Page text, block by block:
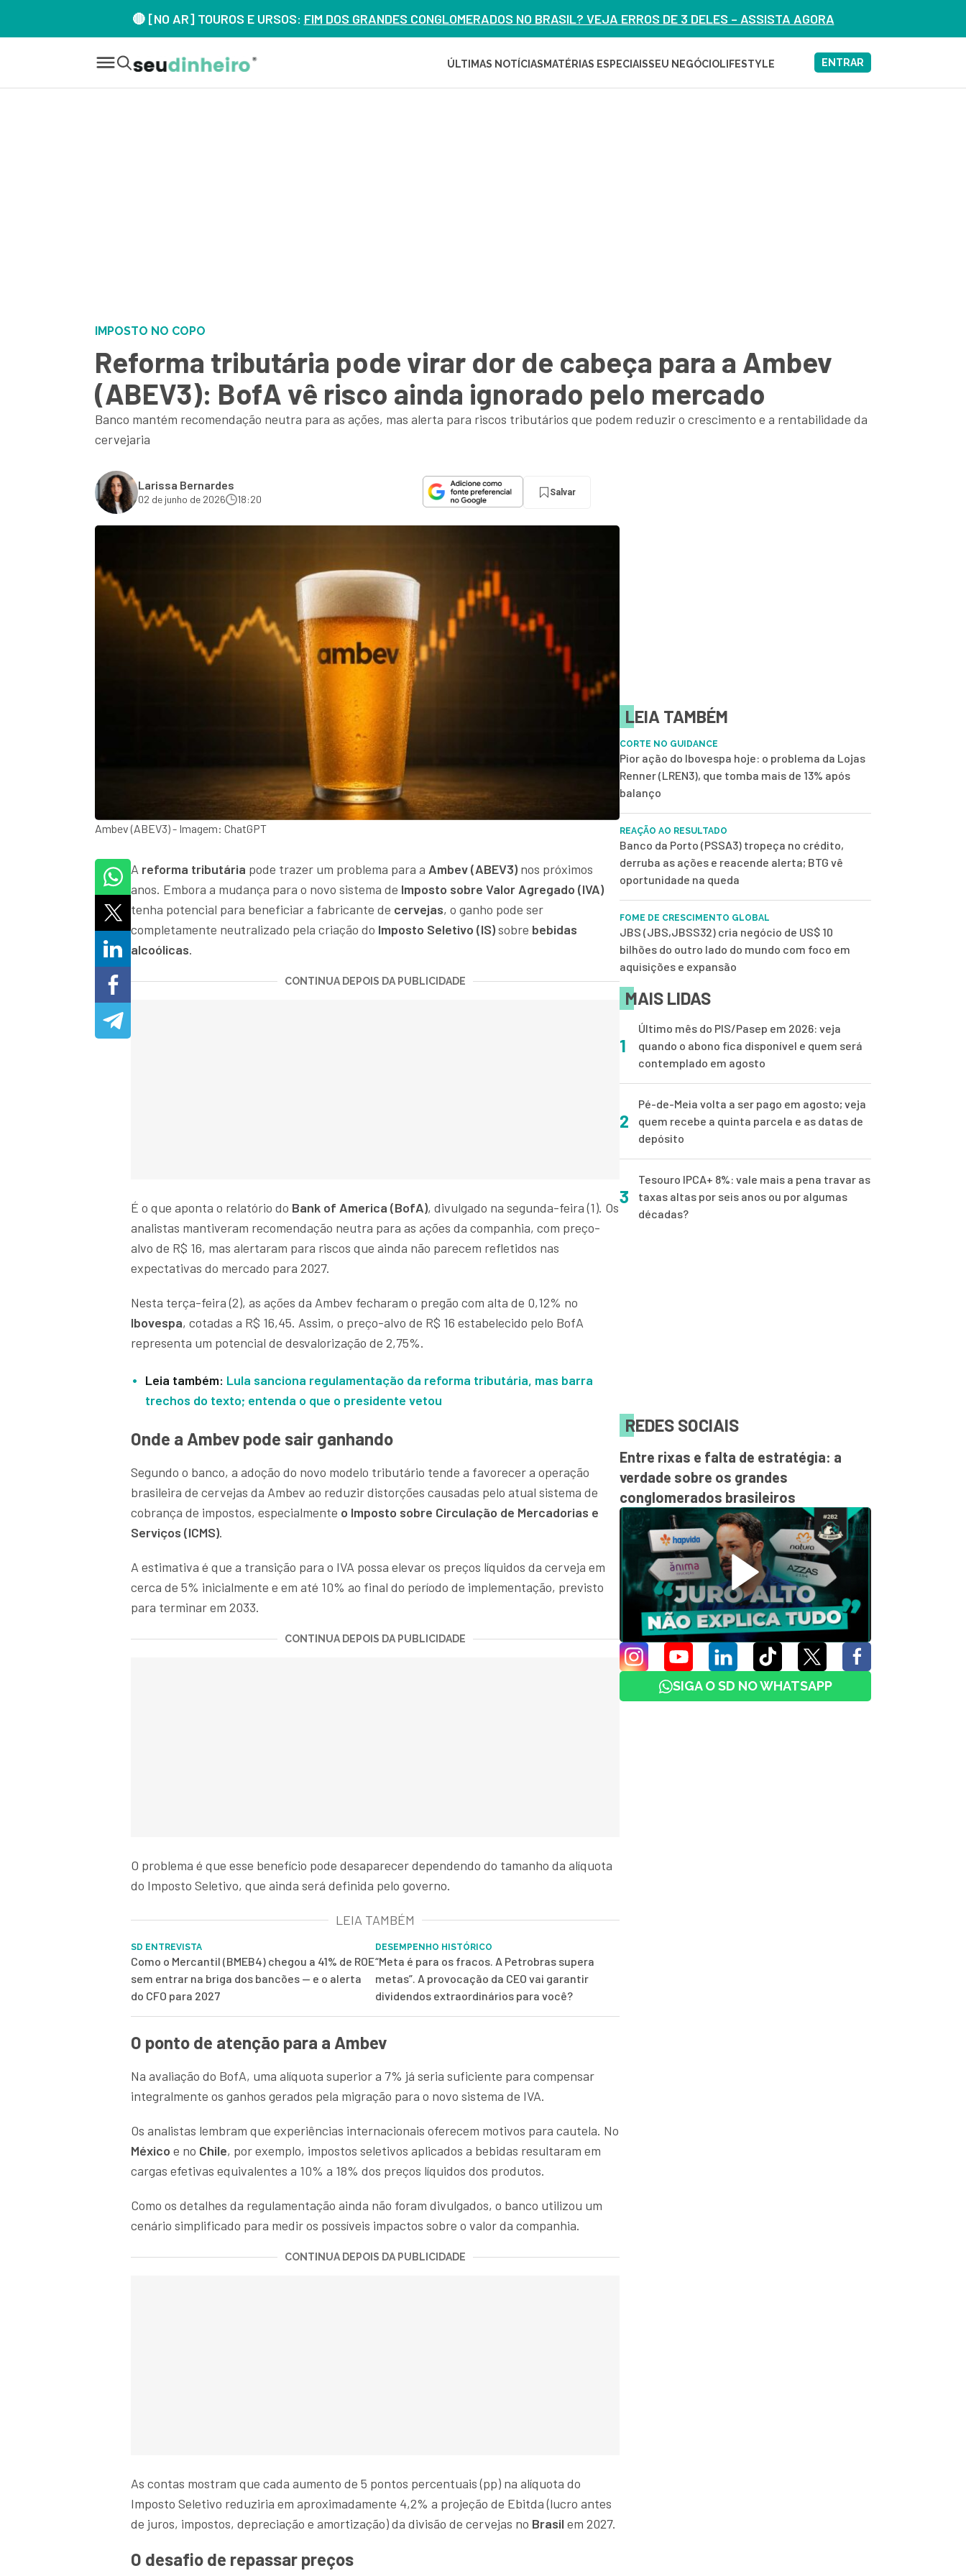
🔴 [NO AR] TOUROS E URSOS: FIM DOS GRANDES CONGLOMERADOS NO BRASIL? VEJA ERROS DE 3 DELES – ASSISTA AGORA
ÚLTIMAS NOTÍCIAS MATÉRIAS ESPECIAISSEU NEGÓCIOLIFESTYLE ENTRAR
IMPOSTO NO COPO
Reforma tributária pode virar dor de cabeça para a Ambev
(ABEV3): BofA vê risco ainda ignorado pelo mercado
Banco mantém recomendação neutra para as ações, mas alerta para riscos tributários que podem reduzir o crescimento e a rentabilidade da
cervejaria
Larissa Bernardes
02 de junho de 2026 18:20
Salvar
Ambev (ABEV3) - Imagem: ChatGPT
A reforma tributária pode trazer um problema para a Ambev (ABEV3) nos próximos
anos. Embora a mudança para o novo sistema de Imposto sobre Valor Agregado (IVA)
tenha potencial para beneficiar a fabricante de cervejas, o ganho pode ser
completamente neutralizado pela criação do Imposto Seletivo (IS)sobre bebidas
alcoólicas.
CONTINUA DEPOIS DA PUBLICIDADE
É o que aponta o relatório do Bank of America (BofA), divulgado na segunda-feira (1). Os
analistas mantiveram recomendação neutra para as ações da companhia, com preço-
alvo de R$ 16, mas alertaram para riscos que ainda não parecem refletidos nas
expectativas do mercado para 2027.
Nesta terça-feira (2), as ações da Ambev fecharam o pregão com alta de 0,12% no
Ibovespa, cotadas a R$ 16,45. Assim, o preço-alvo de R$ 16 estabelecido pelo BofA
representa um potencial de desvalorização de 2,75%.
Leia também: Lula sanciona regulamentação da reforma tributária, mas barra
trechos do texto; entenda o que o presidente vetou
Onde a Ambev pode sair ganhando
Segundo o banco, a adoção do novo modelo tributário tende a favorecer a operação
brasileira de cervejas da Ambev ao reduzir distorções causadas pelo atual sistema de
cobrança de impostos, especialmente o Imposto sobre Circulação de Mercadorias e
Serviços (ICMS).
A estimativa é que a transição para o IVA possa elevar os preços líquidos da cerveja em
cerca de 5% inicialmente e em até 10% ao final do período de implementação, previsto
para terminar em 2033.
CONTINUA DEPOIS DA PUBLICIDADE
O problema é que esse benefício pode desaparecer dependendo do tamanho da alíquota
do Imposto Seletivo, que ainda será definida pelo governo.
LEIA TAMBÉM
SD ENTREVISTA
Como o Mercantil (BMEB4) chegou a 41% de ROE
sem entrar na briga dos bancões — e o alerta
do CFO para 2027
DESEMPENHO HISTÓRICO
“Meta é para os fracos. A Petrobras supera
metas”. A provocação da CEO vai garantir
dividendos extraordinários para você?
O ponto de atenção para a Ambev
Na avaliação do BofA, uma alíquota superior a 7% já seria suficiente para compensar
integralmente os ganhos gerados pela migração para o novo sistema de IVA.
Os analistas lembram que experiências internacionais oferecem motivos para cautela. No
México e no Chile, por exemplo, impostos seletivos aplicados a bebidas resultaram em
cargas efetivas equivalentes a 10% a 18% dos preços líquidos dos produtos.
Como os detalhes da regulamentação ainda não foram divulgados, o banco utilizou um
cenário simplificado para medir os possíveis impactos sobre o valor da companhia.
CONTINUA DEPOIS DA PUBLICIDADE
As contas mostram que cada aumento de 5 pontos percentuais (pp) na alíquota do
Imposto Seletivo reduziria em aproximadamente 4,2% a projeção de Ebitda (lucro antes
de juros, impostos, depreciação e amortização) da divisão de cervejas no Brasil em 2027.
O desafio de repassar preços
LEIA TAMBÉM
CORTE NO GUIDANCE
Pior ação do Ibovespa hoje: o problema da Lojas
Renner (LREN3), que tomba mais de 13% após
balanço
REAÇÃO AO RESULTADO
Banco da Porto (PSSA3) tropeça no crédito,
derruba as ações e reacende alerta; BTG vê
oportunidade na queda
FOME DE CRESCIMENTO GLOBAL
JBS (JBS,JBSS32) cria negócio de US$ 10
bilhões do outro lado do mundo com foco em
aquisições e expansão
MAIS LIDAS
1
Último mês do PIS/Pasep em 2026: veja
quando o abono fica disponível e quem será
contemplado em agosto
2
Pé-de-Meia volta a ser pago em agosto; veja
quem recebe a quinta parcela e as datas de
depósito
3
Tesouro IPCA+ 8%: vale mais a pena travar as
taxas altas por seis anos ou por algumas
décadas?
REDES SOCIAIS
Entre rixas e falta de estratégia: a
verdade sobre os grandes
conglomerados brasileiros
SIGA O SD NO WHATSAPP